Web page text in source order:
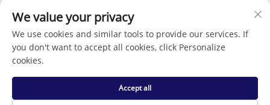
Circoscrizione Pingdi, Shenzhen, Guangdong, Cina
Tel:+86-15986647296
E-mail:[email protected]
Diritti d'autore © Shenzhen Zhongweiaoke Technology Co.,
We value your privacy
We use cookies and similar tools to provide our services. If
you don't want to accept all cookies, click Personalize
cookies.
Accept all